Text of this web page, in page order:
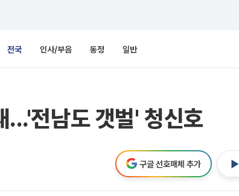
전국 인사/부음 동정 일반
...'전남도 갯벌' 청신호
구글 선호매체 추가